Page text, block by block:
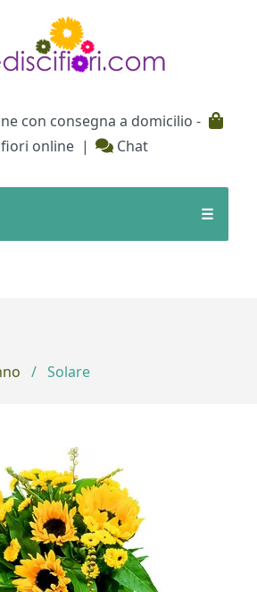
con consegna a domicilio -
online | Chat
☰
/ Solare